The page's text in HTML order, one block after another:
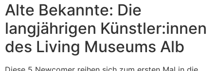
Alte Bekannte: Die
langjährigen Künstler:innen
des Living Museums Alb